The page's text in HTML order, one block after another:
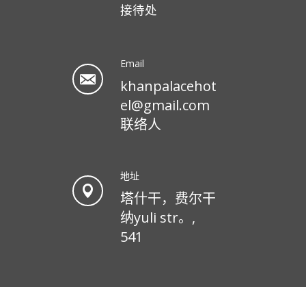
接待处
Email
khanpalacehot
el@gmail.com
联络人
地址
塔什干，费尔干
纳yuli str。,
541